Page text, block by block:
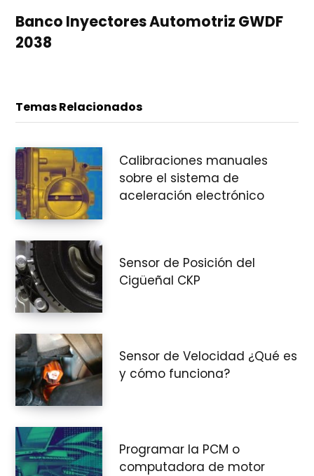
Banco Inyectores Automotriz GWDF
2038
Temas Relacionados
Calibraciones manuales
sobre el sistema de
aceleración electrónico
Sensor de Posición del
Cigüeñal CKP
Sensor de Velocidad ¿Qué es
y cómo funciona?
Programar la PCM o
computadora de motor